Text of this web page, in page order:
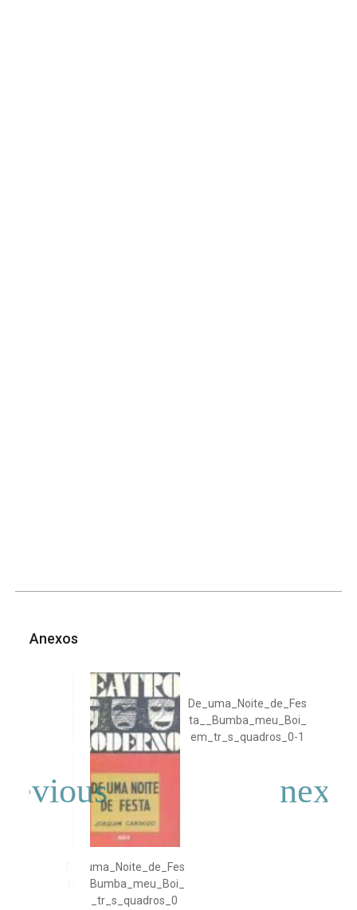
Anexos
De_uma_Noite_de_Fes
ta__Bumba_meu_Boi_
em_tr_s_quadros_0
De_uma_Noite_de_Fes
ta__Bumba_meu_Boi_
em_tr_s_quadros_0-1